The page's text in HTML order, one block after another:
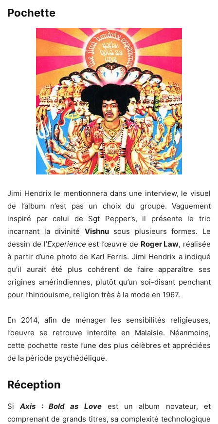
Pochette
Jimi Hendrix le mentionnera dans une interview, le visuel
de l’album n’est pas un choix du groupe. Vaguement
inspiré par celui de Sgt Pepper’s, il présente le trio
incarnant la divinité Vishnusous plusieurs formes. Le
dessin de l’Experience est l’œuvre de Roger Law, réalisée
à partir d’une photo de Karl Ferris. Jimi Hendrix a indiqué
qu’il aurait été plus cohérent de faire apparaître ses
origines amérindiennes, plutôt qu’un soi-disant penchant
pour l’hindouisme, religion très à la mode en 1967.
En 2014, afin de ménager les sensibilités religieuses,
l’oeuvre se retrouve interdite en Malaisie. Néanmoins,
cette pochette reste l’une des plus célèbres et appréciées
de la période psychédélique.
Réception
SiAxis : Bold as Loveest un album novateur, et
comprenant de grands titres, sa complexité technologique